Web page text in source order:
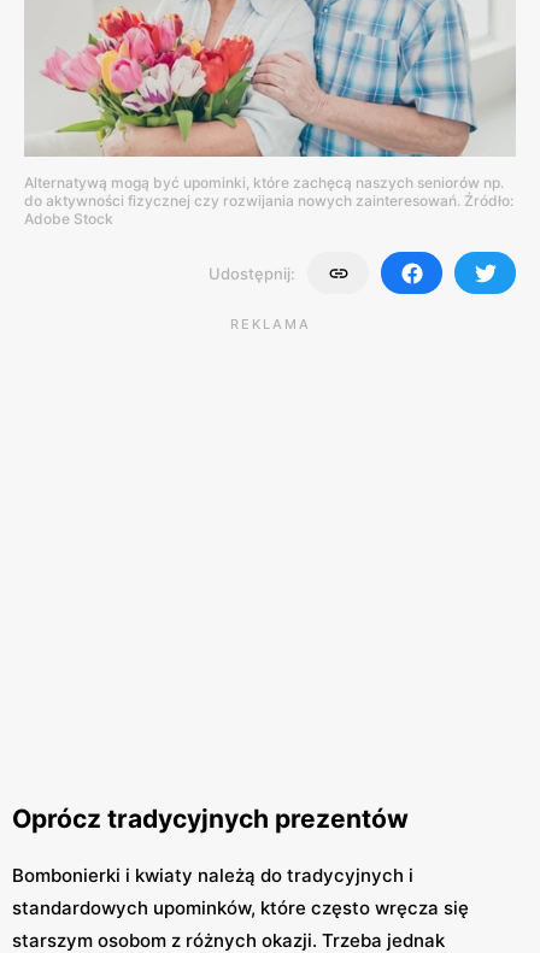
Alternatywą mogą być upominki, które zachęcą naszych seniorów np.
do aktywności fizycznej czy rozwijania nowych zainteresowań. Źródło:
Adobe Stock
Udostępnij:
REKLAMA
Oprócz tradycyjnych prezentów
Bombonierki i kwiaty należą do tradycyjnych i
standardowych upominków, które często wręcza się
starszym osobom z różnych okazji. Trzeba jednak